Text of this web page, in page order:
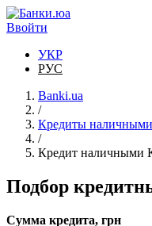
Перейти к основному
Ввойти
УКР
РУС
Banki.ua
/
Кредиты
/
Кредит наличными
Подбор
Сумма кредита, грн